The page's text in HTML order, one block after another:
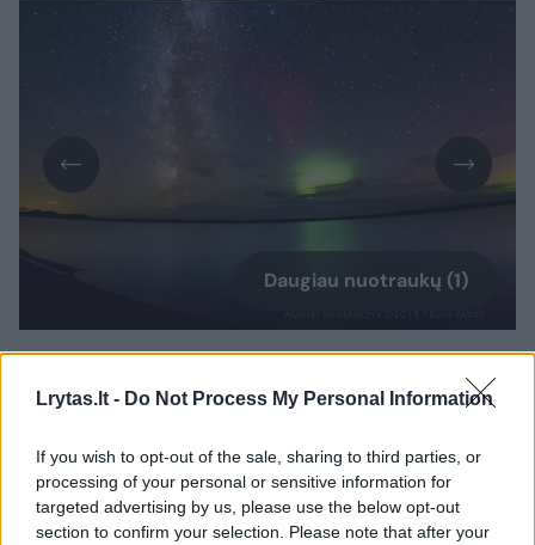
Lrytas.lt - Do Not Process My Personal Information
If you wish to opt-out of the sale, sharing to third parties, or
processing of your personal or sensitive information for
targeted advertising by us, please use the below opt-out
section to confirm your selection. Please note that after your
Daugiau nuotraukų (1)
Maciejus Winiarczykas užfiksavo tai, ko pats
nesitikėjo: fotografuojant Paukščių tako
galaktikos judėjimą dangaus skliautu,
padangę netikėtai nušvietė pašvaistės.